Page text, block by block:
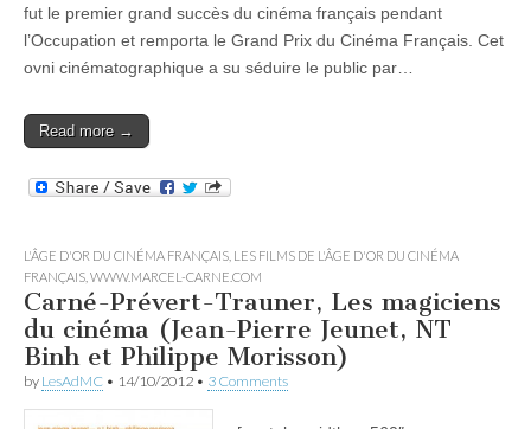
fut le premier grand succès du cinéma français pendant
l’Occupation et remporta le Grand Prix du Cinéma Français. Cet
ovni cinématographique a su séduire le public par…
Read more →
L'ÂGE D'OR DU CINÉMA FRANÇAIS LES FILMS DE L'ÂGE D'OR DU CINÉMA
FRANÇAIS WWW.MARCEL-CARNE.COM
Carné-Prévert-Trauner, Les magiciens
du cinéma (Jean-Pierre Jeunet, NT
Binh et Philippe Morisson)
by LesAdMC • 14/10/2012 • 3 Comments